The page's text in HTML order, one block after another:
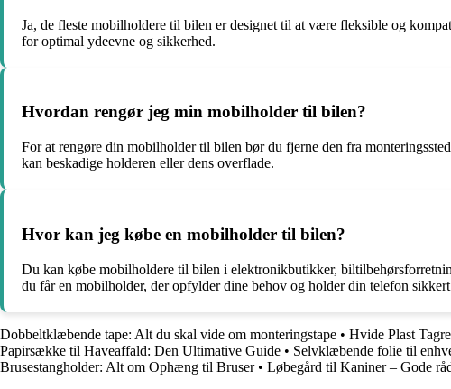
Ja, de fleste mobilholdere til bilen er designet til at være fleksible og
for optimal ydeevne og sikkerhed.
Hvordan rengør jeg min mobilholder til bilen?
For at rengøre din mobilholder til bilen bør du fjerne den fra
kan beskadige holderen eller dens overflade.
Hvor kan jeg købe en mobilholder til bilen?
Du kan købe mobilholdere til bilen i elektronikbutikker,
du får en mobilholder, der opfylder dine behov og holder din telefon
Dobbeltklæbende tape: Alt du skal vide om monteringstape • Hvide Plast
Papirsække til Haveaffald: Den Ultimative Guide • Selvklæbende folie til
Brusestangholder: Alt om Ophæng til Bruser• Løbegård til Kaniner – Gode